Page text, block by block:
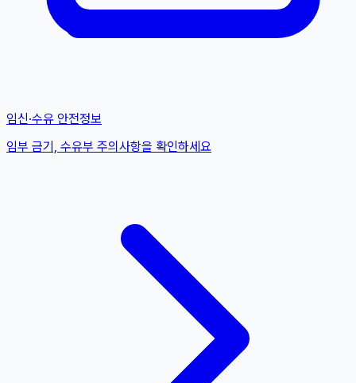
임신·수유 안전정보
임부 금기, 수유부 주의사항을 확인하세요